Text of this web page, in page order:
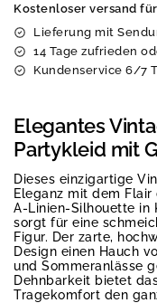
Kostenloser versand
Lieferung mit
14 Tage zufrieden
Kundenservice 6/7
Elegantes
Partykleid mit
Dieses einzigartige
Eleganz mit dem
A-Linien-Silhouette in
sorgt für eine
Figur. Der zarte,
Design einen Hauch
und Sommeranlässe
Dehnbarkeit bietet
Tragekomfort den